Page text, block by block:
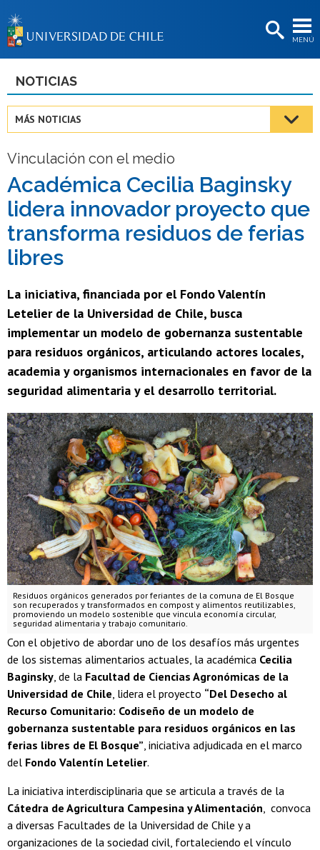
MENÚ
BIBLIOTECAS
Estudiantes
Académicas/os
Funcionarias/os
Egresadas/os
NOTICIAS
MÁS NOTICIAS
Vinculación con el medio
Académica Cecilia Baginsky
lidera innovador proyecto que
transforma residuos de ferias
libres
La iniciativa, financiada por el Fondo Valentín
Letelier de la Universidad de Chile, busca
implementar un modelo de gobernanza sustentable
para residuos orgánicos, articulando actores locales,
academia y organismos internacionales en favor de la
seguridad alimentaria y el desarrollo territorial.
Residuos orgánicos generados por feriantes de la comuna de El Bosque
son recuperados y transformados en compost y alimentos reutilizables,
promoviendo un modelo sostenible que vincula economía circular,
seguridad alimentaria y trabajo comunitario.
Con el objetivo de abordar uno de los desafíos más urgentes
de los sistemas alimentarios actuales, la académica Cecilia
Baginsky , de la Facultad de Ciencias Agronómicas de la
Universidad de Chile , lidera el proyecto “Del Desecho al
Recurso Comunitario: Codiseño de un modelo de
gobernanza sustentable para residuos orgánicos en las
ferias libres de El Bosque” , iniciativa adjudicada en el marco
del Fondo Valentín Letelier.
La iniciativa interdisciplinaria que se articula a través de la
Cátedra de Agricultura Campesina y Alimentación , convoca
a diversas Facultades de la Universidad de Chile y a
organizaciones de la sociedad civil, fortaleciendo el vínculo